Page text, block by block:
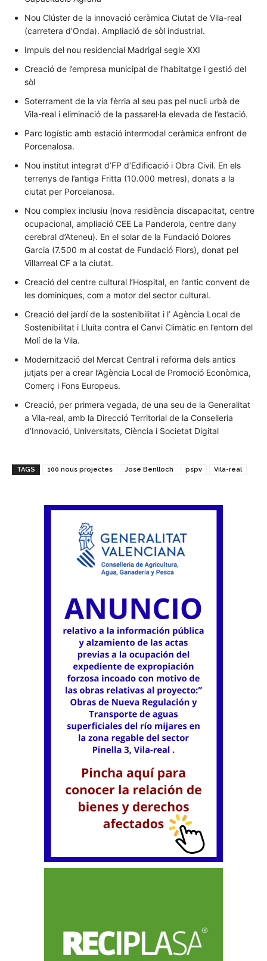
Nou Clúster de la innovació ceràmica Ciutat de Vila-real
(carretera d’Onda). Ampliació de sòl industrial.
Impuls del nou residencial Madrigal segle XXI
Creació de l’empresa municipal de l’habitatge i gestió del
sòl
Soterrament de la via fèrria al seu pas pel nucli urbà de
Vila-real i eliminació de la passarel·la elevada de l’estació.
Parc logístic amb estació intermodal ceràmica enfront de
Porcenalosa.
Nou institut integrat d’FP d’Edificació i Obra Civil. En els
terrenys de l’antiga Fritta (10.000 metres), donats a la
ciutat per Porcelanosa.
Nou complex inclusiu (nova residència discapacitat, centre
ocupacional, ampliació CEE La Panderola, centre dany
cerebral d’Ateneu). En el solar de la Fundació Dolores
Garcia (7.500 m al costat de Fundació Flors), donat pel
Villarreal CF a la ciutat.
Creació del centre cultural l’Hospital, en l’antic convent de
les dominiques, com a motor del sector cultural.
Creació del jardí de la sostenibilitat i l’ Agència Local de
Sostenibilitat i Lluita contra el Canvi Climàtic en l’entorn del
Molí de la Vila.
Modernització del Mercat Central i reforma dels antics
jutjats per a crear l’Agència Local de Promoció Econòmica,
Comerç i Fons Europeus.
Creació, per primera vegada, de una seu de la Generalitat
a Vila-real, amb la Direcció Territorial de la Conselleria
d’Innovació, Universitats, Ciència i Societat Digital
TAGS 100 nous projectes José Benlloch pspv Vila-real